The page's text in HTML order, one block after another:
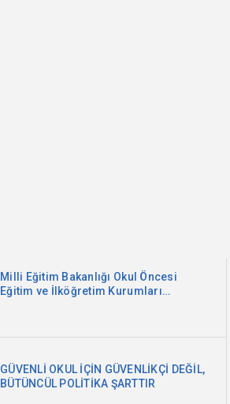
Milli Eğitim Bakanlığı Okul Öncesi
Eğitim ve İlköğretim Kurumları
GÜVENLİ OKUL İÇİN GÜVENLİKÇİ DEĞİL,
BÜTÜNCÜL POLİTİKA ŞARTTIR